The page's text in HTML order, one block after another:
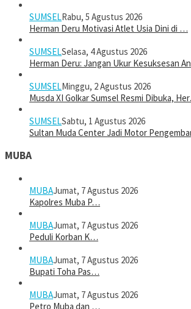
SUMSELRabu, 5 Agustus 2026
Herman Deru Motivasi Atlet Usia Dini di …
SUMSELSelasa, 4 Agustus 2026
Herman Deru: Jangan Ukur Kesuksesan
SUMSELMinggu, 2 Agustus 2026
Musda XI Golkar Sumsel Resmi Dibuka,
SUMSELSabtu, 1 Agustus 2026
Sultan Muda Center Jadi Motor
MUBA
MUBAJumat, 7 Agustus 2026
Kapolres Muba P…
MUBAJumat, 7 Agustus 2026
Peduli Korban K…
MUBAJumat, 7 Agustus 2026
Bupati Toha Pas…
MUBAJumat, 7 Agustus 2026
Petro Muba dan …